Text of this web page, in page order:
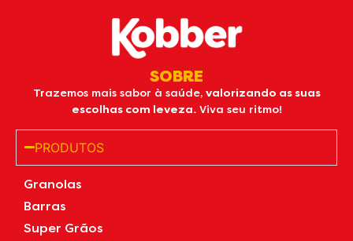
SOBRE
Trazemos mais sabor à saúde, valorizando as suas
escolhas com leveza.Viva seu ritmo!
PRODUTOS
Granolas
Barras
Super Grãos